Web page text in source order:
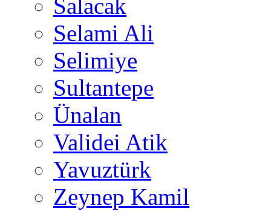
Salacak
Selami Ali
Selimiye
Sultantepe
Ünalan
Validei Atik
Yavuztürk
Zeynep Kamil